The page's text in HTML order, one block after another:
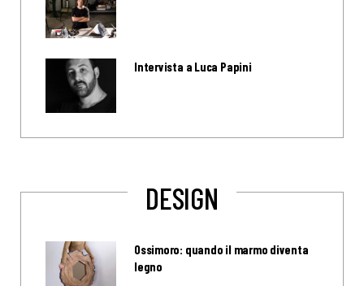
Intervista a Luca Papini
DESIGN
Ossimoro: quando il marmo diventa
legno